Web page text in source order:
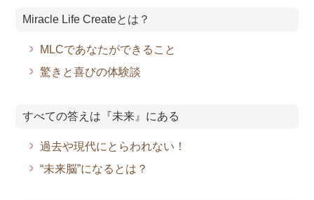
Miracle Life Createとは？
MLCであなたができること
驚きと喜びの体験談
すべての答えは『未来』にある
過去や現代にとらわれない！
“未来脳”になるとは？